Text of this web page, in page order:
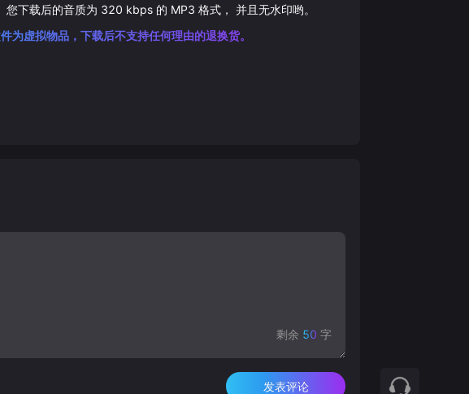
您下载后的音质为 320 kbps 的 MP3 格式， 并且无水印哟。
虚拟物品，下载后不支持任何理由的退换货。
剩余 50 字
发表评论